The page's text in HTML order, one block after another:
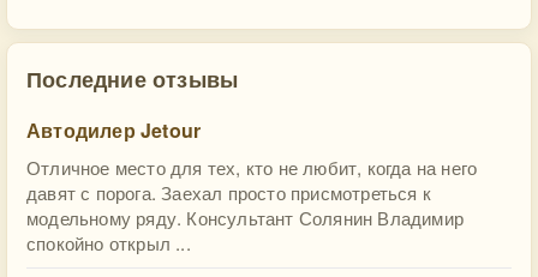
Последние отзывы
Автодилер Jetour
Отличное место для тех, кто не любит, когда на него
давят с порога. Заехал просто присмотреться к
модельному ряду. Консультант Солянин Владимир
спокойно открыл ...